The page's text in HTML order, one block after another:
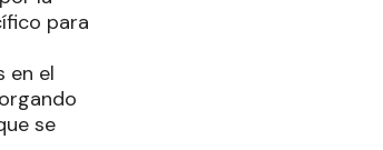
para
en el
se